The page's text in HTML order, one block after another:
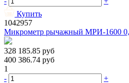
Купить
1042957
Микрометр рычажный МРИ-1600
328 185.85 руб
400 386.74 руб
1
-
+